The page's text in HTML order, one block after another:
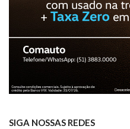
SIGA NOSSAS REDES